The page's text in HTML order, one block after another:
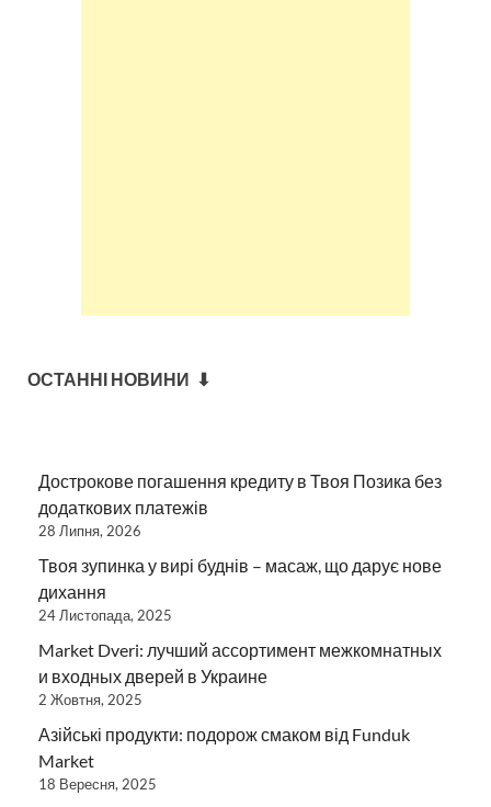
ОСТАННІ НОВИНИ ⬇
Дострокове погашення кредиту в Твоя Позика без
додаткових платежів
28 Липня, 2026
Твоя зупинка у вирі буднів – масаж, що дарує нове
дихання
24 Листопада, 2025
Market Dveri: лучший ассортимент межкомнатных
и входных дверей в Украине
2 Жовтня, 2025
Азійські продукти: подорож смаком від Funduk
Market
18 Вересня, 2025